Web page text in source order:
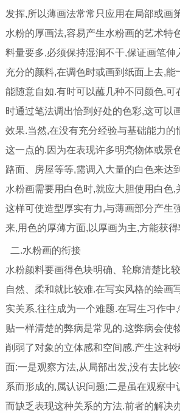
发挥,所以薄画法常常只应用在局部或画
水粉的厚画法,容易产生水粉画的艺术特
料量要多,必须保持湿润不干,保证画笔伸
充分的颜料,在调色时或画到纸面上去,能
能随意自如.有时可以蘸几种不同颜色,可
时通过笔法调出恰到好处的色彩,这可以
效果.当然,在没有充分经验与基础能力的
这一点的.因为在表现许多明亮物体或景
路面、房屋等等,需调入大量的白色来达
水粉画需要用白色时,就应大胆使用白色,
这样可使造型厚实有力,与薄画部分产生
来,用色的厚薄方面,以厚画为主,方能获
二.水粉画的衔接
水粉颜料要画得色块明确、轮廓清楚比
自然、柔和就比较难.在写实风格的绘画
实关系,往往成为一个难题.在写生习作中
贴一样清楚的弊病是常见的.这弊病会使
削弱了对象的立体感和空间感.产生这种
面:一是观察方法,从局部出发,没有去比
系而形成的,属认识问题;二是虽在观察中
而缺乏表现这种关系的方法.前者的解决